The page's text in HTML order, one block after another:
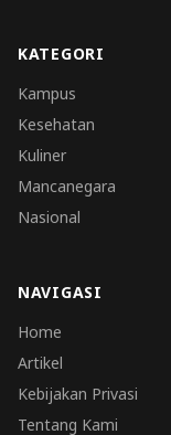
KATEGORI
Kampus
Kesehatan
Kuliner
Mancanegara
Nasional
NAVIGASI
Home
Artikel
Kebijakan Privasi
Tentang Kami